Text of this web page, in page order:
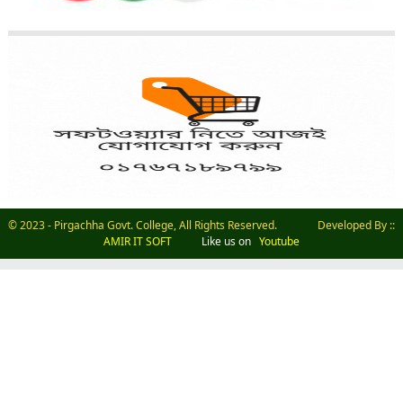
© 2023 - Pirgachha Govt. College, All Rights Reserved. Developed By ::
AMIR IT SOFT
Like us on Youtube